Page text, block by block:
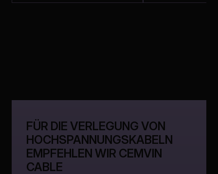
FÜR DIE VERLEGUNG VON
HOCHSPANNUNGSKABELN
EMPFEHLEN WIR CEMVIN
CABLE